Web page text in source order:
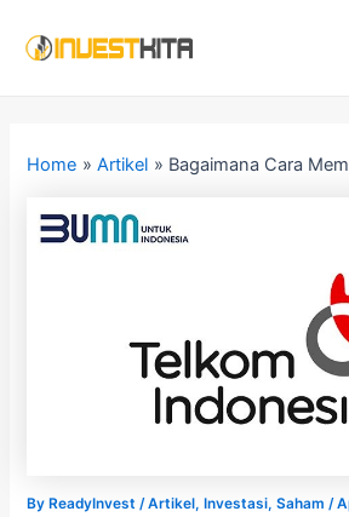
Home Artikel Bagaimana Cara
By ReadyInvest/Artikel, Investasi,Saham /
navigation